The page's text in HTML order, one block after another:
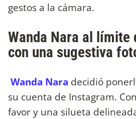
gestos a la cámara.
Wanda Nara al límite
con una sugestiva
Wanda Nara decidió
su cuenta de Instagram.
favor y una silueta